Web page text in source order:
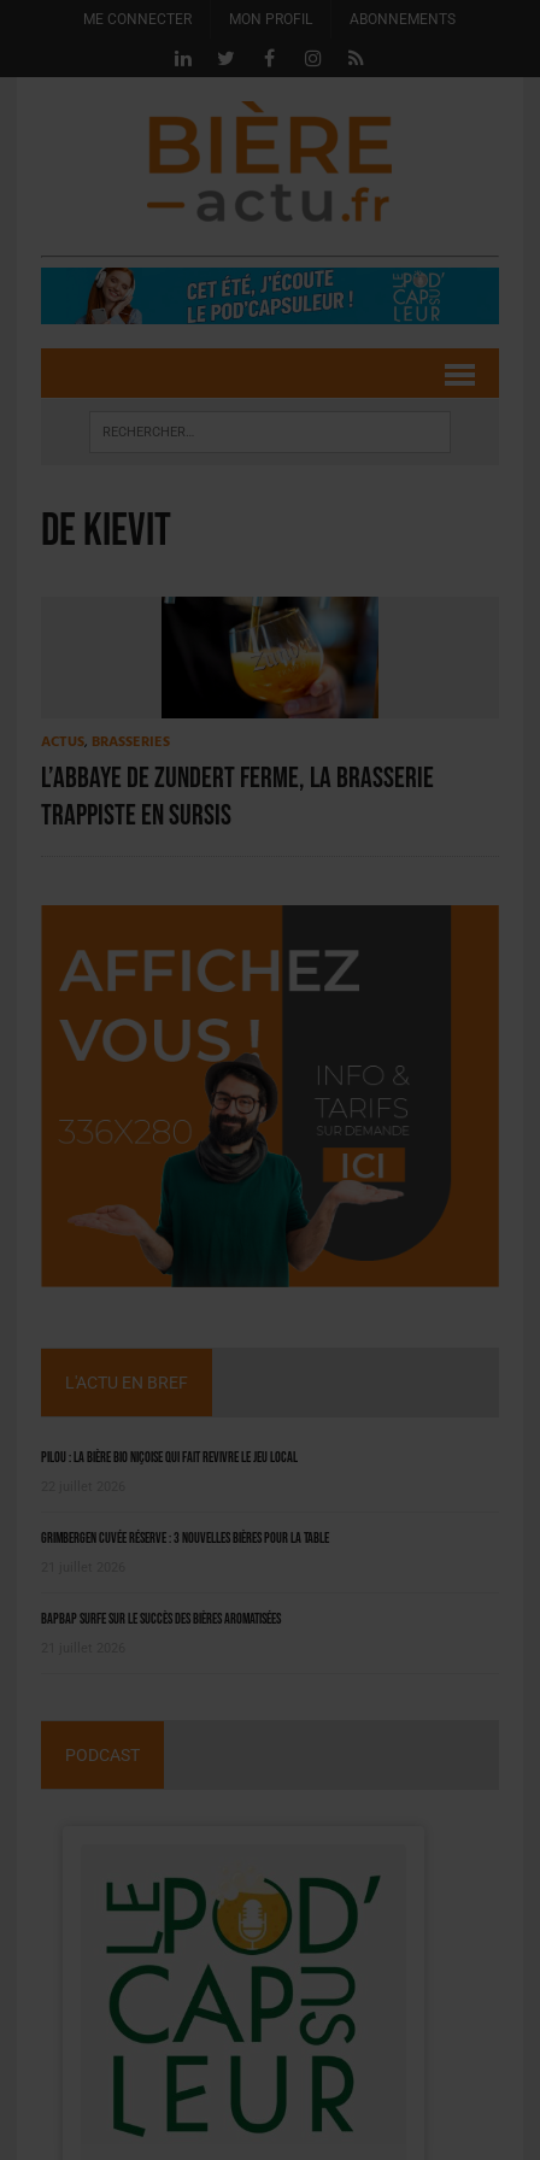
ME CONNECTER MON PROFIL ABONNEMENTS
De Kievit
ACTUS, BRASSERIES
L’abbaye de Zundert ferme, la brasserie
trappiste en sursis
L'ACTU EN BREF
Pilou : la bière bio niçoise qui fait revivre le jeu local
Grimbergen Cuvée Réserve : 3 nouvelles bières pour la table
BAPBAP surfe sur le succès des bières aromatisées
PODCAST